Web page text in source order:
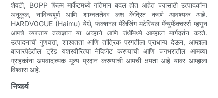
शेवटी, BOPP फिल्म मार्केटमध्ये गतिमान बदल होत आहेत ज्यासाठी उत्पादकांना
अनुकूल, नाविन्यपूर्ण आणि शाश्वततेवर लक्ष केंद्रित करणे आवश्यक आहे.
HARDVOGUE (Haimu) येथे, फंक्शनल पॅकेजिंग मटेरियल मॅन्युफॅक्चरर्स म्हणून
आमचे व्यवसाय तत्वज्ञान या आव्हाने आणि संधींमध्ये आम्हाला मार्गदर्शन करते.
उत्पादनाची गुणवत्ता, शाश्वतता आणि तांत्रिक प्रगतीला प्राधान्य देऊन, आम्हाला
बाजारपेठेतील ट्रेंड यशस्वीरित्या नेव्हिगेट करण्याची आणि जगभरातील आमच्या
ग्राहकांना अपवादात्मक मूल्य प्रदान करण्याची आमची क्षमता आहे यावर आम्हाला
विश्वास आहे.
निष्कर्ष